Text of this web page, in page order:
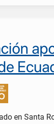
en Santa